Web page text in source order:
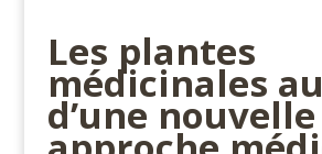
Les plantes
médicinales
d’une nouvelle